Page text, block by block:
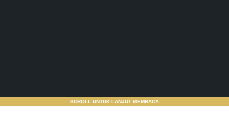
SCROLL UNTUK LANJUT MEMBACA